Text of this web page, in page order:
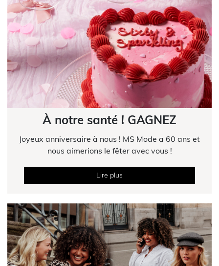
À notre santé ! GAGNEZ
Joyeux anniversaire à nous ! MS Mode a 60 ans et
nous aimerions le fêter avec vous !
Lire plus